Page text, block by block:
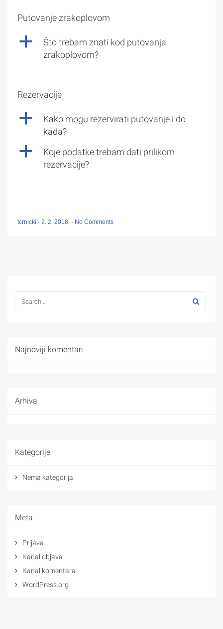
Putovanje zrakoplovom
a
Što trebam znati kod putovanja
zrakoplovom?
Rezervacije
a
Kako mogu rezervirati putovanje i do
kada?
a
Koje podatke trebam dati prilikom
rezervacije?
tcrnicki - 2. 2. 2018. - No Comments
Najnoviji komentari
Arhiva
Kategorije
Nema kategorija
Meta
Prijava
Kanal objava
Kanal komentara
WordPress.org